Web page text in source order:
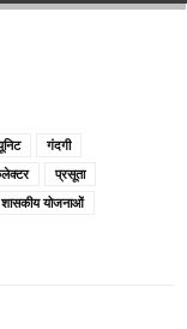
गंदगी
प्रसूता
शासकीय योजनाओं